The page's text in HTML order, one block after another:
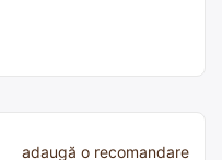
adaugă o recomandare